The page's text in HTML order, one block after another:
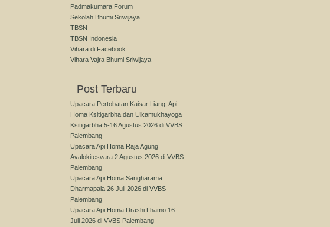
Padmakumara Forum
Sekolah Bhumi Sriwijaya
TBSN
TBSN Indonesia
Vihara di Facebook
Vihara Vajra Bhumi Sriwijaya
Post Terbaru
Upacara Pertobatan Kaisar Liang, Api
Homa Ksitigarbha dan Ulkamukhayoga
Ksitigarbha 5-16 Agustus 2026 di VVBS
Palembang
Upacara Api Homa Raja Agung
Avalokitesvara 2 Agustus 2026 di VVBS
Palembang
Upacara Api Homa Sangharama
Dharmapala 26 Juli 2026 di VVBS
Palembang
Upacara Api Homa Drashi Lhamo 16
Juli 2026 di VVBS Palembang